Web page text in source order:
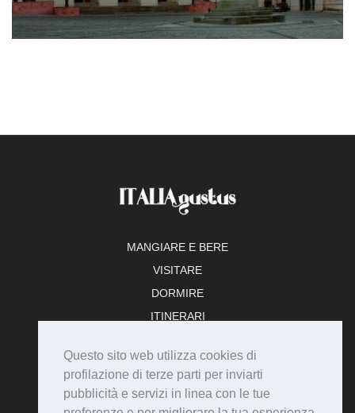
Questo sito web utilizza cookies di
profilazione di terze parti per inviarti
pubblicità e servizi in linea con le tue
MANGIARE E BERE
VISITARE
DORMIRE
ITINERARI
ADERISCI